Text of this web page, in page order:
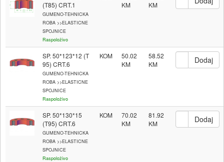
(T85) CRT.1
GUMENO-TEHNICKA
ROBA >>ELASTICNE
SPOJNICE
Raspoloživo
SP. 50*123*12 (T
95) CRT.6
GUMENO-TEHNICKA
ROBA >>ELASTICNE
SPOJNICE
Raspoloživo
KOM 50.02 58.52
SP. 50*130*15
(T95) CRT.6
GUMENO-TEHNICKA
ROBA >>ELASTICNE
SPOJNICE
Raspoloživo
KOM 70.02 81.92